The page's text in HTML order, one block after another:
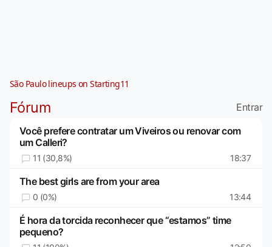
São Paulo lineups on Starting11
Fórum
Entrar
Você prefere contratar um Viveiros ou renovar com
um Calleri?
11 (30,8%) 18:37
The best girls are from your area
0 (0%) 13:44
É hora da torcida reconhecer que “estamos” time
pequeno?